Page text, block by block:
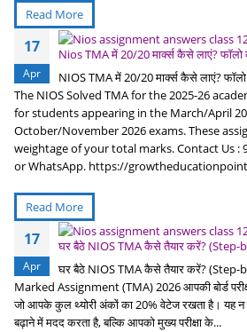
Read More
17
Apr
Nios TMA में 20/20 मार्क्स कैसे लाएं?
NIOS TMA में 20/20 मार्क्स कैसे लाएं?
The NIOS Solved TMA for the 2025-26
for students appearing in the March/April
October/November 2026 exams. These
weightage of your total marks. Contact Us :
or WhatsApp. https://
Read More
17
Apr
घर बैठे NIOS TMA कैसे तैयार करें? (Step-
घर बैठे NIOS TMA कैसे तैयार करें?
Marked Assignment (TMA) 2026 आपकी बोर्ड
जो आपके कुल थ्योरी अंकों का 20% वेटेज रखता है। यह
बढ़ाने में मदद करता है, बल्कि आपको मुख्य परीक्षा के...